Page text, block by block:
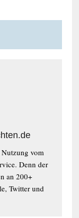
vom
Denn der
an 200+
Twitter und